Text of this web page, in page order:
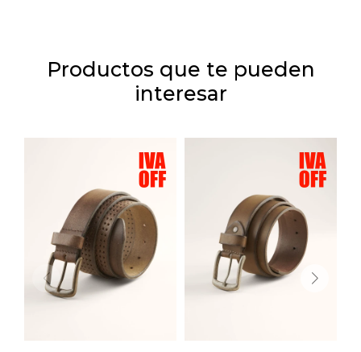
Productos que te pueden
interesar